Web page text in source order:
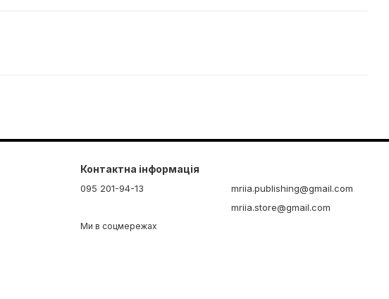
Контактна інформація
095 201-94-13
mriia.publishing@gmail.com
mriia.store@gmail.com
Ми в соцмережах